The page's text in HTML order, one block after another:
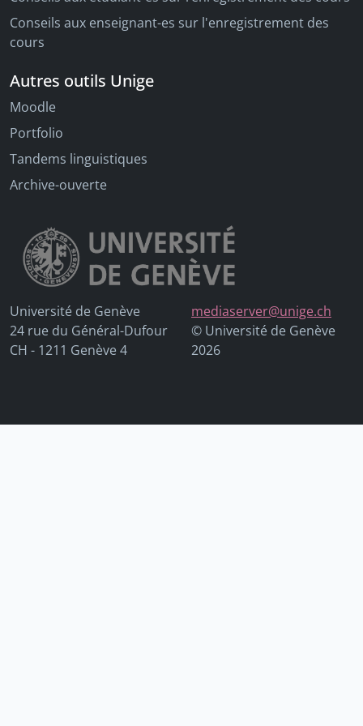
Conseils aux enseignant-es sur l'enregistrement des
cours
Autres outils Unige
Moodle
Portfolio
Tandems linguistiques
Archive-ouverte
Université de Genève
24 rue du Général-Dufour
CH - 1211 Genève 4
mediaserver@unige.ch
© Université de Genève
2026